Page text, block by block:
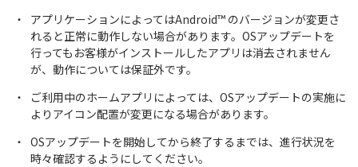
アプリケーションによってはAndroid™ のバージョンが変更さ
れると正常に動作しない場合があります。OSアップデートを
行ってもお客様がインストールしたアプリは消去されません
が、動作については保証外です。
ご利用中のホームアプリによっては、OSアップデートの実施に
よりアイコン配置が変更になる場合があります。
OSアップデートを開始してから終了するまでは、進行状況を
時々確認するようにしてください。